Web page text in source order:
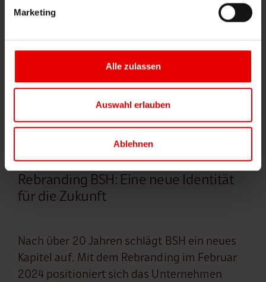
Marketing
Alle zulassen
Auswahl erlauben
Ablehnen
04.02.2025
Rebranding BSH: Eine neue Identität
für die Zukunft
Nach über 20 Jahren schlägt BSH ein neues
Kapitel auf. Mit dem Rebranding im Februar
2024 positioniert sich das Unternehmen